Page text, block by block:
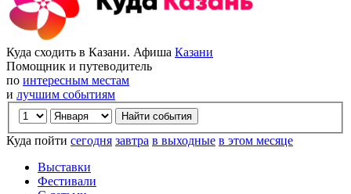
Куда сходить в Казани. Афиша Казани
Помощник и путеводитель
по интересным местам
и лучшим событиям
Куда пойти сегодня завтра в выходные в этом месяце
Выставки
Фестивали